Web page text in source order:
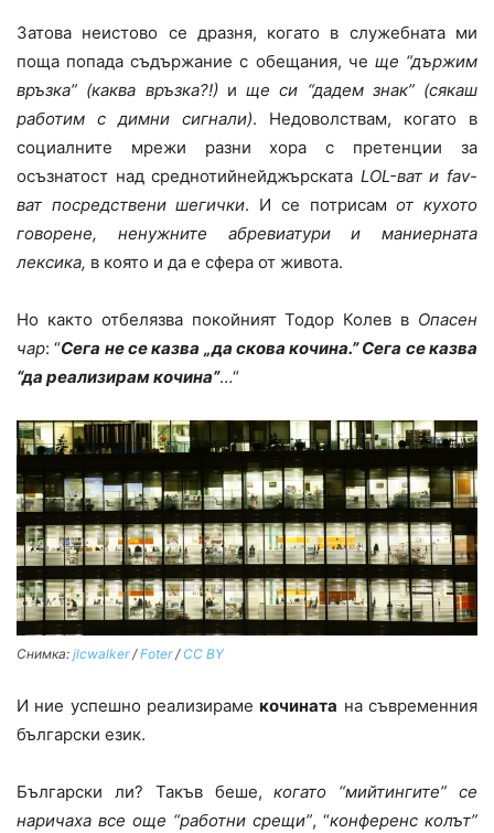
Затова неистово се дразня, когато в служебната ми
поща попада съдържание с обещания, че ще “държим
връзка” (каква връзка?!)и ще си “дадем знак” (сякаш
работим с димни сигнали). Недоволствам, когато в
социалните мрежи разни хора с претенции за
осъзнатост над среднотийнейджърската LOL-ват и fav-
ват посредствени шегички. И се потрисамот кухото
говорене, ненужните абревиатури и маниерната
лексика, в която и да е сфера от живота.
Но както отбелязва покойният Тодор Колев в Опасен
чар: “Сега не се казва „да скова кочина.” Сега се казва
“да реализирам кочина”…“
Снимка: jlcwalker/Foter/ CC BY
И ние успешно реализирамекочината на съвременния
български език.
Български ли? Такъв беше,когато “мийтингите” се
наричаха все още “работни срещи”, “конференс колът”